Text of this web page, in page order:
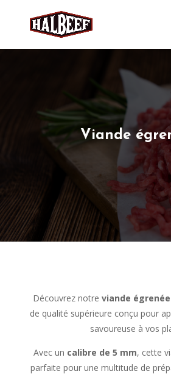
Viande
Découvrez notreviande
de qualité supérieure conçu pour
savoureuse à vos
Avec un calibre de 5 mm, cette
parfaite pour une multitude de